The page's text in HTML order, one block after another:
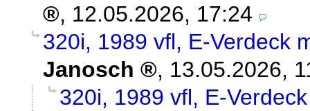
, 12.05.2026, 17:24
320i, 1989 vfl, E-Verdeck
Janosch
, 13.05.2026,
320i, 1989 vfl, E-